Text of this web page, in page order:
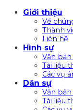
Giới thiệu
Về
Thành
Liên hệ
Hình sự
Văn
Tài liệu
Các vụ
Dân sự
Văn
Tài liệu